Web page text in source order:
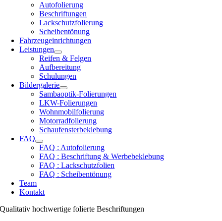
Autofolierung
Beschriftungen
Lackschutzfolierung
Scheibentönung
Fahrzeugeinrichtungen
Leistungen
Reifen & Felgen
Aufbereitung
Schulungen
Bildergalerie
Sambaoptik-Folierungen
LKW-Folierungen
Wohnmobilfolierung
Motorradfolierung
Schaufensterbeklebung
FAQ
FAQ : Autofolierung
FAQ : Beschriftung & Werbebeklebung
FAQ : Lackschutzfolien
FAQ : Scheibentönung
Team
Kontakt
Qualitativ hochwertige folierte Beschriftungen